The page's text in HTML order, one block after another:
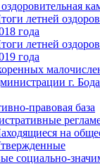
летней
года
летней
года
г.
правовая база
на
социально-